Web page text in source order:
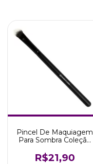
Pincel De Maquiagem
Para Sombra Coleção
R$21,90